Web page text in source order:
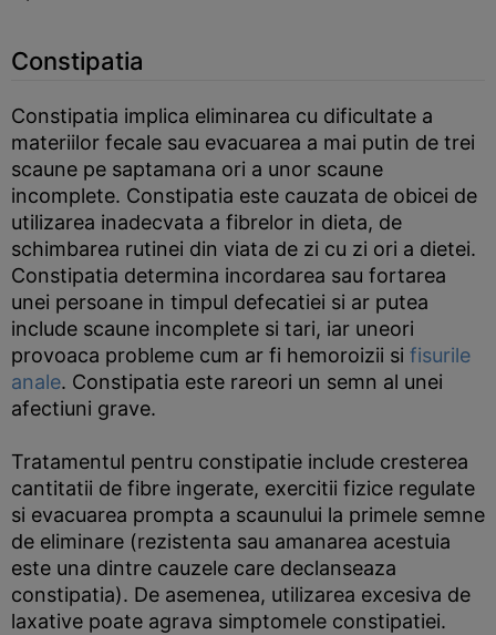
Constipatia
Constipatia implica eliminarea cu dificultate a
materiilor fecale sau evacuarea a mai putin de trei
scaune pe saptamana ori a unor scaune
incomplete. Constipatia este cauzata de obicei de
utilizarea inadecvata a fibrelor in dieta, de
schimbarea rutinei din viata de zi cu zi ori a dietei.
Constipatia determina incordarea sau fortarea
unei persoane in timpul defecatiei si ar putea
include scaune incomplete si tari, iar uneori
provoaca probleme cum ar fi hemoroizii si fisurile
anale. Constipatia este rareori un semn al unei
afectiuni grave.
Tratamentul pentru constipatie include cresterea
cantitatii de fibre ingerate, exercitii fizice regulate
si evacuarea prompta a scaunului la primele semne
de eliminare (rezistenta sau amanarea acestuia
este una dintre cauzele care declanseaza
constipatia). De asemenea, utilizarea excesiva de
laxative poate agrava simptomele constipatiei.